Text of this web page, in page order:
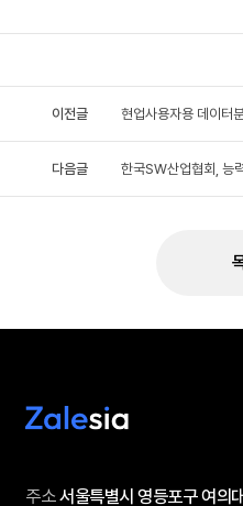
이전글 현업사용자용 데이터
다음글 한국SW산업협회, 능
주소서울특별시 영등포구 여의